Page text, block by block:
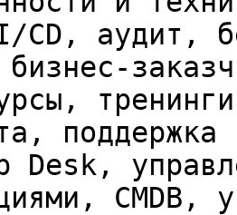
CD, аудит,
Desk,
CMDB,